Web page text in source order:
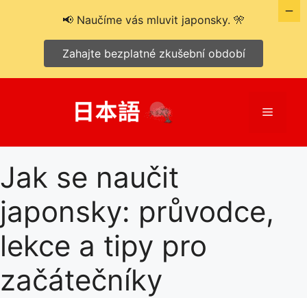
Menu
Jak se naučit
japonsky: průvodce,
lekce a tipy pro
začátečníky
📢 Naučíme vás mluvit japonsky. 🎌
Zahajte bezplatné zkušební období